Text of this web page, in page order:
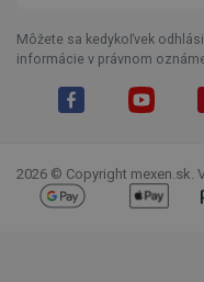
Môžete sa kedykoľvek
informácie v právnom
2026 © Copyright mexen.sk.